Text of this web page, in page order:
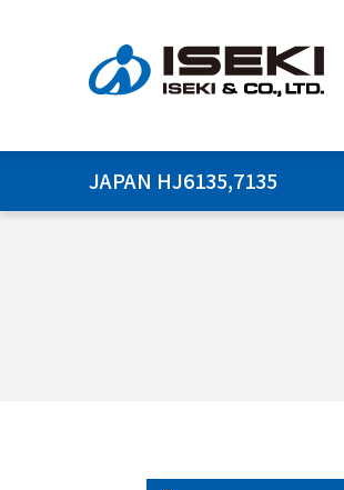
JAPAN HJ6135,7135